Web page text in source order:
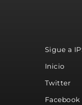
Sigue a
Inicio
Twitter
Facebook